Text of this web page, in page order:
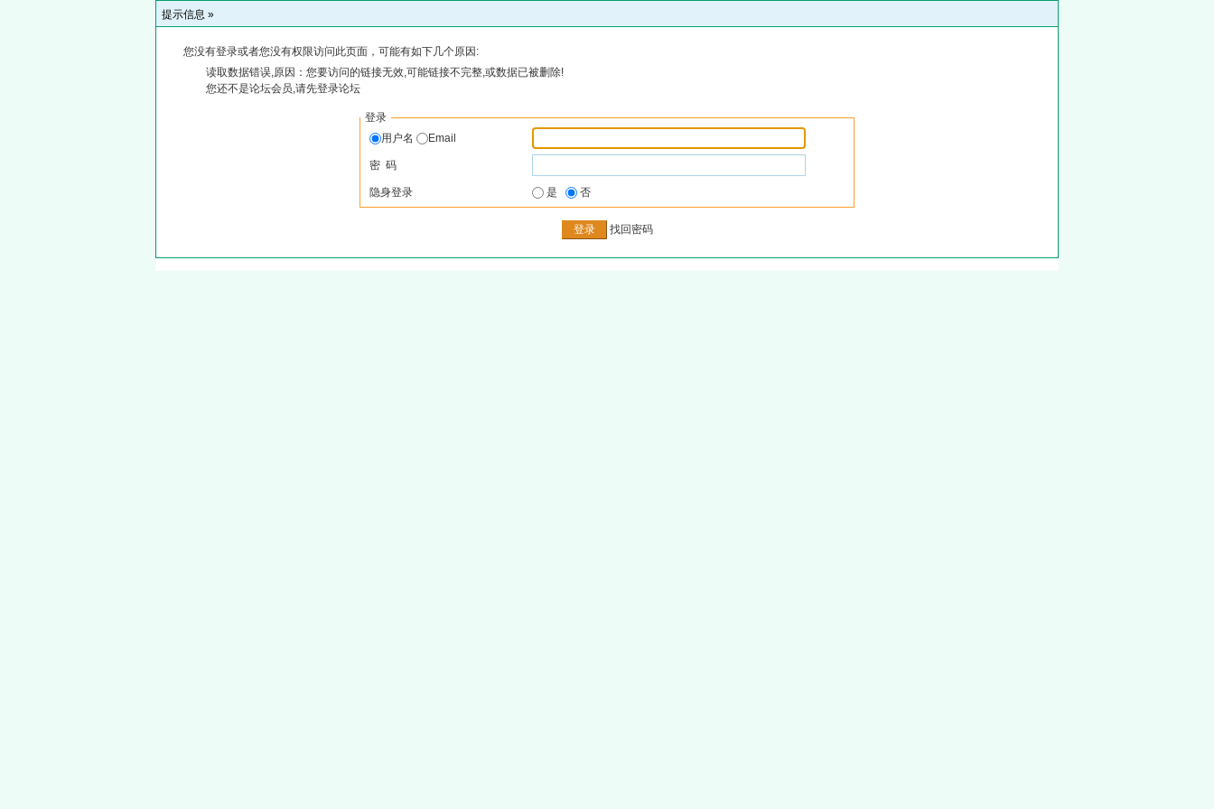
提示信息 »
您没有登录或者您没有权限访问此页面，可能有如下几个原因:
读取数据错误,原因：您要访问的链接无效,可能链接不完整,或数据已被删除!
您还不是论坛会员,请先登录论坛
登录
用户名
Email
密 码
隐身登录 是 否
找回密码